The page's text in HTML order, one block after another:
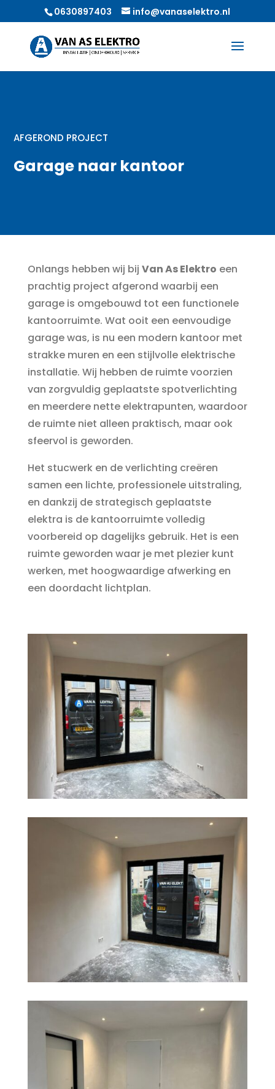
0630897403 info@vanaselektro.nl
AFGEROND PROJECT
Garage naar kantoor
Onlangs hebben wij bij Van As Elektro een
prachtig project afgerond waarbij een
garage is omgebouwd tot een functionele
kantoorruimte. Wat ooit een eenvoudige
garage was, is nu een modern kantoor met
strakke muren en een stijlvolle elektrische
installatie. Wij hebben de ruimte voorzien
van zorgvuldig geplaatste spotverlichting
en meerdere nette elektrapunten, waardoor
de ruimte niet alleen praktisch, maar ook
sfeervol is geworden.
Het stucwerk en de verlichting creëren
samen een lichte, professionele uitstraling,
en dankzij de strategisch geplaatste
elektra is de kantoorruimte volledig
voorbereid op dagelijks gebruik. Het is een
ruimte geworden waar je met plezier kunt
werken, met hoogwaardige afwerking en
een doordacht lichtplan.